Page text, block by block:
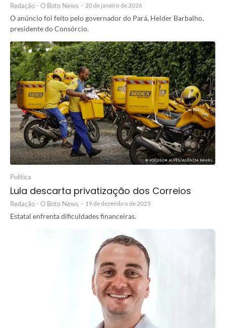
Redação - O Boto News - 20 de janeiro de 2026
O anúncio foi feito pelo governador do Pará, Helder Barbalho,
presidente do Consórcio.
Política
Lula descarta privatização dos Correios
Redação - O Boto News - 19 de dezembro de 2025
Estatal enfrenta dificuldades financeiras.